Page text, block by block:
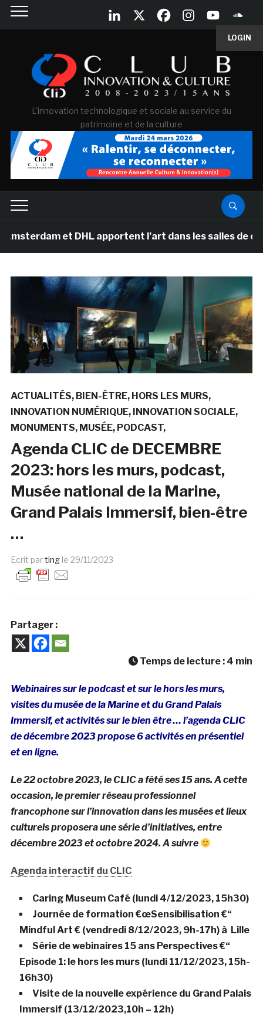
LOGIN
L'innovation technologique et sociale au service du
patrimoine et de la culture
et DHL apportent l’art dans les salles de classe
ACTUALITÉS BIEN-ÊTRE HORS LES MURS
INNOVATION NUMÉRIQUE
INNOVATION SOCIALE
MONUMENTS MUSÉE PODCAST
Agenda CLIC de DECEMBRE
2023: hors les murs, podcast,
Musée national de la Marine,
Grand Palais Immersif, bien-être
…
Ecrit parting le 29/11/2023
Partager :
Temps de lecture : 4 min
Webinaires sur le podcast et sur le hors les murs,
visites du musée de la Marine et du Grand Palais
Immersif, et activités sur le bien être … l’agenda CLIC
de décembre 2023 propose 6 activités en présentiel
et en ligne.
Le 22 octobre 2023, le CLIC a fêté ses 15 ans. A cette
occasion, le premier réseau professionnel
francophone sur l’innovation dans les musées et lieux
culturels proposera une série d’initiatives, entre
décembre 2023 et octobre 2024. A suivre
Agenda interactif du CLIC
Caring Museum Café (lundi 4/12/2023, 15h30)
Journée de formation €œSensibilisation €“
Mindful Art € (vendredi 8/12/2023, 9h-17h) à Lille
Série de webinaires 15 ans Perspectives €“
Episode 1: le hors les murs (lundi 11/12/2023, 15h-
16h30)
Visite de la nouvelle expérience du Grand Palais
Immersif (13/12/2023,10h – 12h)